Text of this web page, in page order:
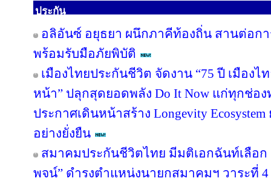
ประกัน
อลิอันซ์ อยุธยา ผนึกภาคีท้องถิ่น สานต่อก
พร้อมรับมือภัยพิบัติ
เมืองไทยประกันชีวิต จัดงาน “75 ปี เมือง
หน้า” ปลุกสุดยอดพลัง Do It Now แก่ทุกช่อ
ประกาศเดินหน้าสร้าง Longevity
อย่างยั่งยืน
สมาคมประกันชีวิตไทย มีมติเอกฉันท์เลือ
พจน์” ดำรงตำแหน่งนายกสมาคมฯ วาระที่